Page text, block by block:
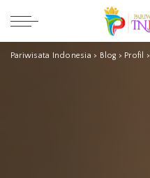
Pariwisata Indonesia > Blog > Profil >